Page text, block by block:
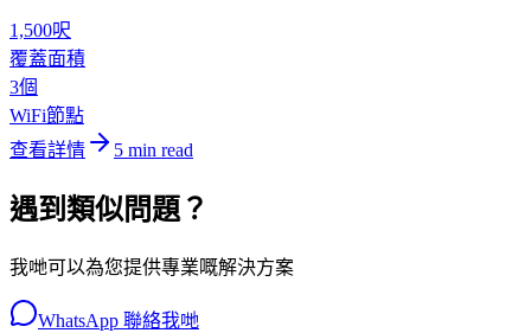
1,500呎
覆蓋面積
3個
WiFi節點
查看詳情
5 min read
遇到類似問題？
我哋可以為您提供專業嘅解決方案
WhatsApp 聯絡我哋